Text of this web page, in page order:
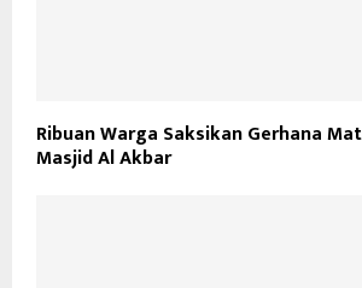
Ribuan Warga Saksikan Gerhana
Masjid Al Akbar